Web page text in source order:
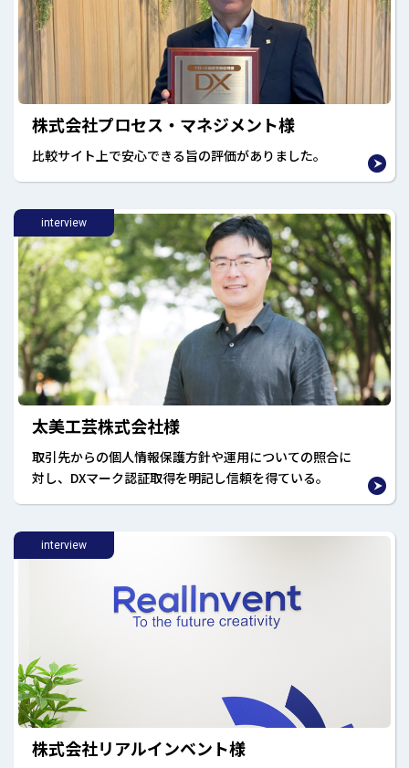
株式会社プロセス・マネジメント様
比較サイト上で安心できる旨の評価がありました。
interview
太美工芸株式会社様
取引先からの個人情報保護方針や運用についての照合に
対し、DXマーク認証取得を明記し信頼を得ている。
interview
株式会社リアルインベント様